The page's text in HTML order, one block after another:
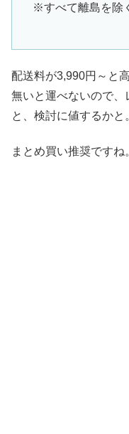
※すべて離島を除
配送料が3,990円～と
無いと運べないので、
と、検討に値するかと
まとめ買い推奨ですね